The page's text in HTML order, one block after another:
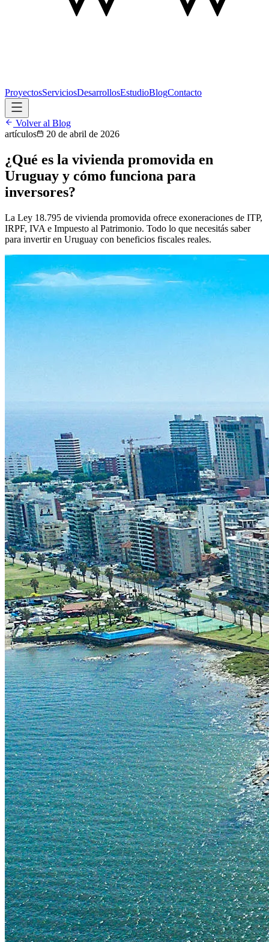
ProyectosServiciosDesarrollosEstudioBlogContacto
Volver al Blog
artículos
20 de abril de 2026
¿Qué es la vivienda promovida en
Uruguay y cómo funciona para
inversores?
La Ley 18.795 de vivienda promovida ofrece exoneraciones de ITP,
IRPF, IVA e Impuesto al Patrimonio. Todo lo que necesitás saber
para invertir en Uruguay con beneficios fiscales reales.